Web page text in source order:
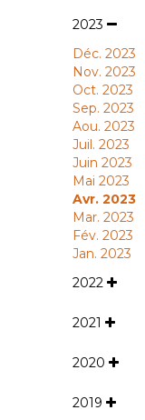
2023
Déc. 2023
Nov. 2023
Oct. 2023
Sep. 2023
Aou. 2023
Juil. 2023
Juin 2023
Mai 2023
Avr. 2023
Mar. 2023
Fév. 2023
Jan. 2023
2022
2021
2020
2019